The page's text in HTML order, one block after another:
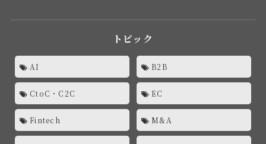
トピック
AI B2B
CtoC・C2C EC
Fintech M&A